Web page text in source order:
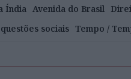
Índia Avenida do Brasil
questões sociais Tempo /